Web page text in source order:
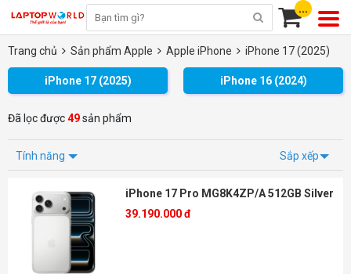
...
Trang chủ Sản phẩm Apple Apple iPhone iPhone 17 (2025)
iPhone 17 (2025) iPhone 16 (2024)
Đã lọc được49sản phẩm
Tính năng Sắp xếp
iPhone 17 Pro MG8K4ZP/A 512GB Silver
39.190.000 đ